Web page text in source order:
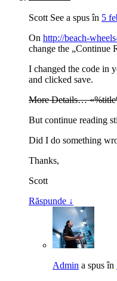
Scott See a spusîn 5
On http://beach-
change the „Continue
I changed the code in
and clicked save.
More Details…
But continue reading
Did I do something
Thanks,
Scott
Răspunde ↓
Admin a spusîn